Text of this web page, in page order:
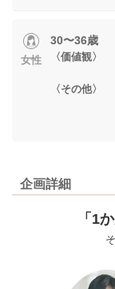
女性
30〜36歳
〈価値観〉
お付
〈その他
企画詳細
「1